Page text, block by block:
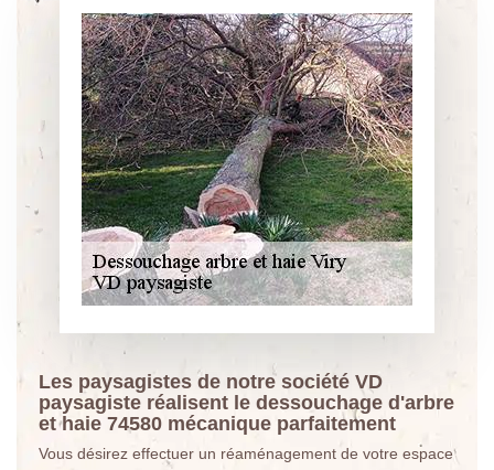
Les paysagistes de notre société VD
paysagiste réalisent le dessouchage d'arbre
et haie 74580 mécanique parfaitement
Vous désirez effectuer un réaménagement de votre espace